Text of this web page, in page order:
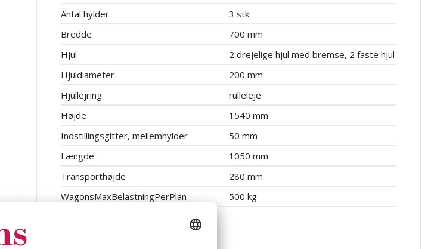
Antal hylder
3 stk
Bredde
700 mm
Hjul
2 drejelige hjul med bremse, 2 faste hjul
Hjuldiameter
200 mm
Hjullejring
rulleleje
Højde
1540 mm
Indstillingsgitter, mellemhylder
50 mm
Længde
1050 mm
Transporthøjde
280 mm
WagonsMaxBelastningPerPlan
500 kg